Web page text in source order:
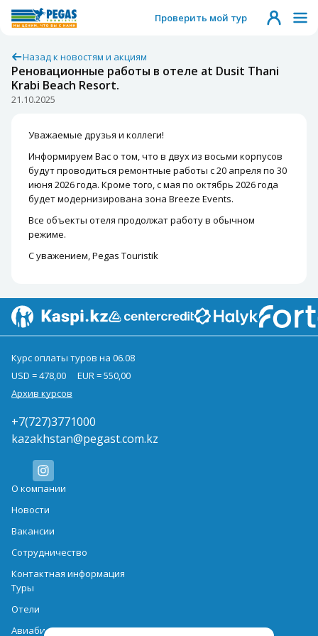
Проверить мой тур
Назад к новостям и акциям
Реновационные работы в отеле at Dusit Thani
Krabi Beach Resort.
21.10.2025
Уважаемые друзья и коллеги!
Информируем Вас о том, что в двух из восьми корпусов
будут проводиться ремонтные работы с 20 апреля по 30
июня 2026 года. Кроме того, с мая по октябрь 2026 года
будет модернизирована зона Breeze Events.
Все объекты отеля продолжат работу в обычном
режиме.
С уважением, Pegas Touristik
Курс оплаты туров на 06.08
USD = 478,00
EUR = 550,00
Архив курсов
+7(727)3771000
kazakhstan@pegast.com.kz
О компании
Новости
Вакансии
Сотрудничество
Контактная информация
Туры
Отели
Авиабилеты